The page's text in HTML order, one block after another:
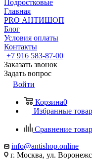
Подростковые
Главная
PRO АНТИШОП
Блог
Условия оплаты
Контакты
+7 916 583-87-00
Заказать звонок
Задать вопрос
Войти
Корзина0
Избранные
Сравнение
info@antishop.online
г. Москва, ул.